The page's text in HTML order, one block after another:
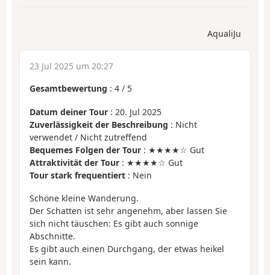
AqualiJu
23 Jul 2025 um 20:27
Gesamtbewertung : 4 / 5
Datum deiner Tour : 20. Jul 2025
Zuverlässigkeit der Beschreibung : Nicht
verwendet / Nicht zutreffend
Bequemes Folgen der Tour : ★★★★☆ Gut
Attraktivität der Tour : ★★★★☆ Gut
Tour stark frequentiert : Nein
Schöne kleine Wanderung.
Der Schatten ist sehr angenehm, aber lassen Sie
sich nicht täuschen: Es gibt auch sonnige
Abschnitte.
Es gibt auch einen Durchgang, der etwas heikel
sein kann.